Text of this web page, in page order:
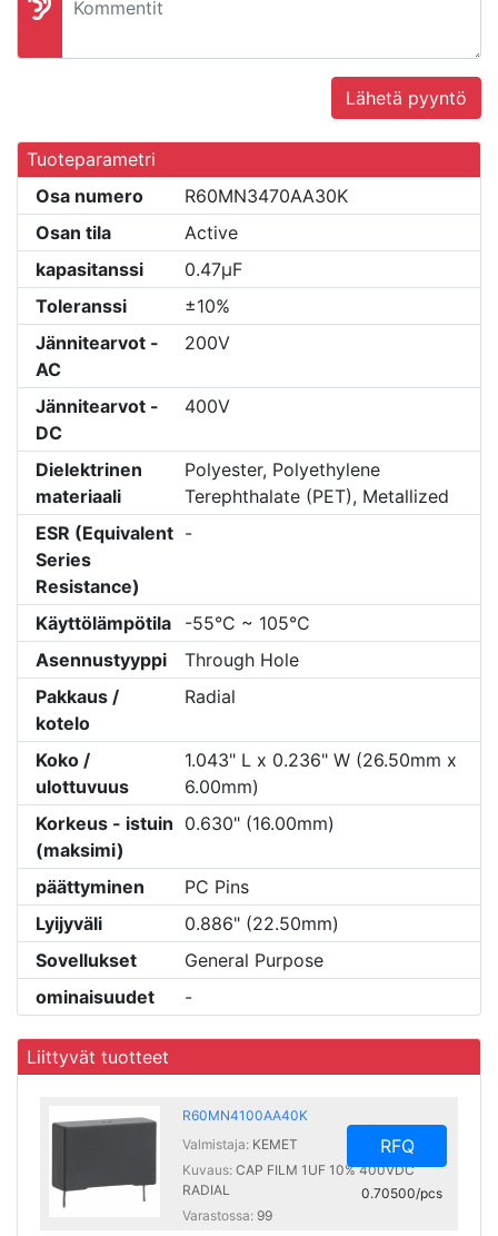
Lähetä pyyntö
Tuoteparametri
Osa numero
R60MN3470AA30K
Osan tila
Active
kapasitanssi
0.47µF
Toleranssi
±10%
Jännitearvot -
AC
200V
Jännitearvot -
DC
400V
Dielektrinen
materiaali
Polyester, Polyethylene
Terephthalate (PET), Metallized
ESR (Equivalent
Series
Resistance)
-
Käyttölämpötila
-55°C ~ 105°C
Asennustyyppi
Through Hole
Pakkaus /
kotelo
Radial
Koko /
ulottuvuus
1.043" L x 0.236" W (26.50mm x
6.00mm)
Korkeus - istuin
(maksimi)
0.630" (16.00mm)
päättyminen
PC Pins
Lyijyväli
0.886" (22.50mm)
Sovellukset
General Purpose
ominaisuudet
-
Liittyvät tuotteet
R60MN4100AA40K
Valmistaja: KEMET
Kuvaus: CAP FILM 1UF 10% 400VDC
RADIAL
Varastossa: 99
RFQ
0.70500/pcs